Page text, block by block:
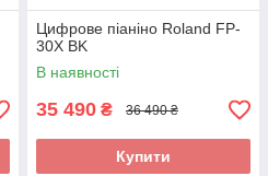
Цифрове піаніно Roland FP-
30X BK
В наявності
35 490 ₴ 36 490 ₴
Купити